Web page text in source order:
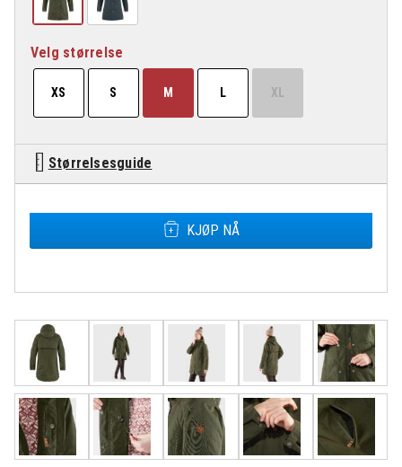
Velg størrelse
XS S M L XL
Størrelsesguide
KJØP NÅ
500,-
dager